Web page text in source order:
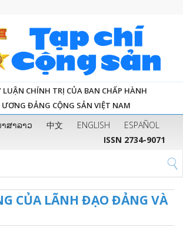
LUẬN CHÍNH TRỊ CỦA BAN CHẤP HÀNH
ƯƠNG ĐẢNG CỘNG SẢN VIỆT NAM
ສາລາວ 中文 ENGLISH
ESPAÑOL
ISSN 2734-9071
CỦA LÃNH ĐẠO ĐẢNG VÀ